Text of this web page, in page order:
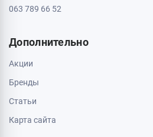
063 789 66 52
Дополнительно
Акции
Бренды
Статьи
Карта сайта